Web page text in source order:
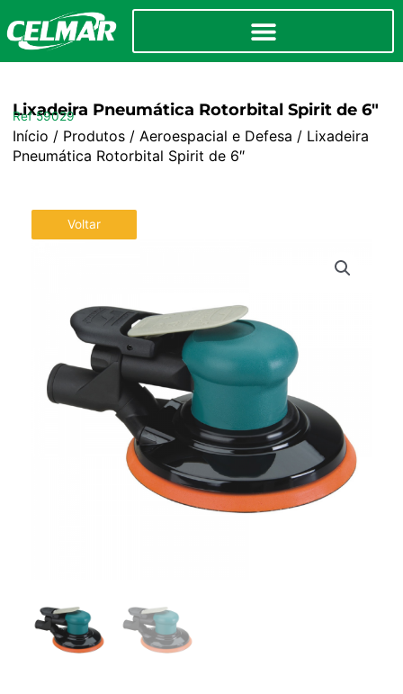
Lixadeira Pneumática Rotorbital Spirit de 6″
Ref 59029
Início / Produtos/ Aeroespacial e Defesa / Lixadeira
Pneumática Rotorbital Spirit de 6″
Voltar